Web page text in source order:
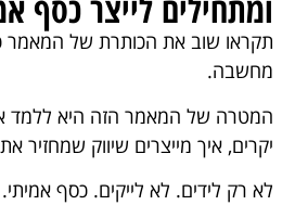
ומתחילים לייצר כסף
תקראו שוב את הכותרת של המאמר
מחשבה.
המטרה של המאמר הזה היא ללמד
יקרים, איך מייצרים שיווק
לא רק לידים. לא לייקים. כסף אמיתי.